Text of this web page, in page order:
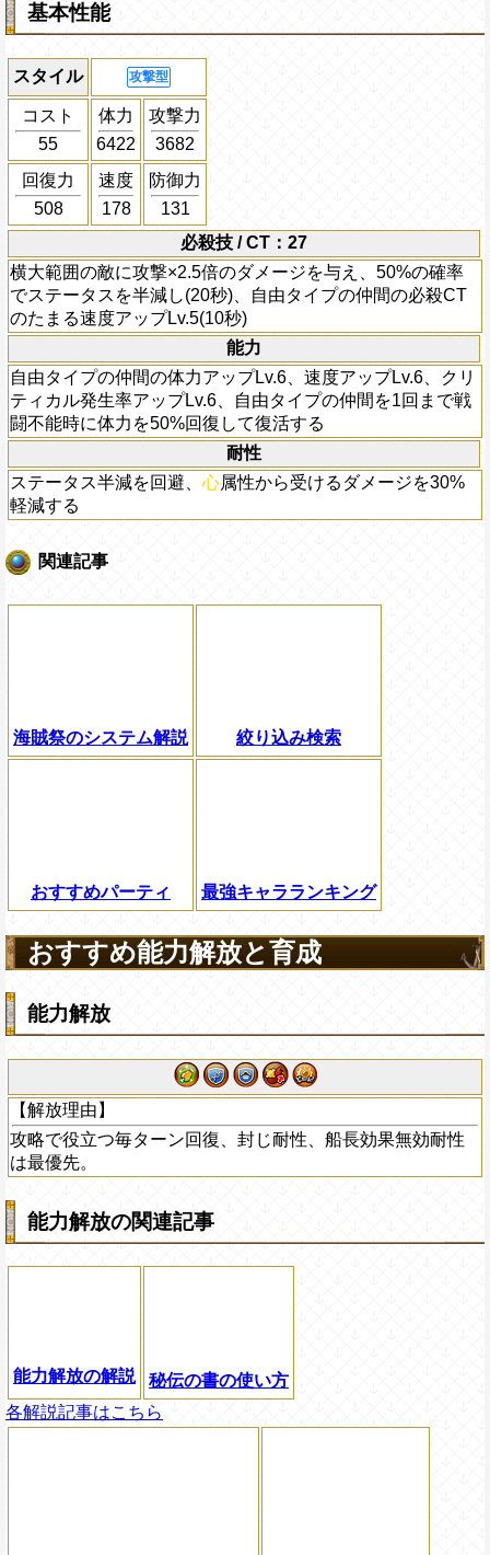
基本性能
スタイル 攻撃型
コスト
55
体力
6422
攻撃力
3682
回復力
508
速度
178
防御力
131
必殺技 / CT：27
横大範囲の敵に攻撃×2.5倍のダメージを与え、50%の確率
でステータスを半減し(20秒)、自由タイプの仲間の必殺CT
のたまる速度アップLv.5(10秒)
能力
自由タイプの仲間の体力アップLv.6、速度アップLv.6、クリ
ティカル発生率アップLv.6、自由タイプの仲間を1回まで戦
闘不能時に体力を50%回復して復活する
耐性
ステータス半減を回避、 心属性から受けるダメージを30%
軽減する
関連記事
海賊祭のシステム解説 絞り込み検索
おすすめパーティ 最強キャラランキング
おすすめ能力解放と育成
能力解放
【解放理由】
攻略で役立つ毎ターン回復、封じ耐性、船長効果無効耐性
は最優先。
能力解放の関連記事
能力解放の解説
秘伝の書の使い方
各解説記事はこちら